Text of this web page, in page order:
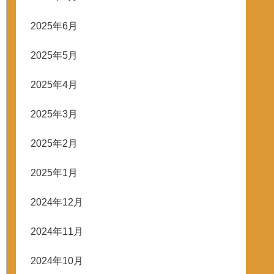
2025年6月
2025年5月
2025年4月
2025年3月
2025年2月
2025年1月
2024年12月
2024年11月
2024年10月